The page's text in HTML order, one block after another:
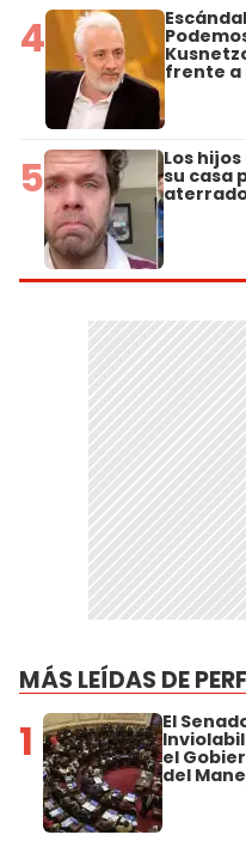
4
frente a
5 Los
su casa
MÁS LEÍDAS DE
1 El
el
del